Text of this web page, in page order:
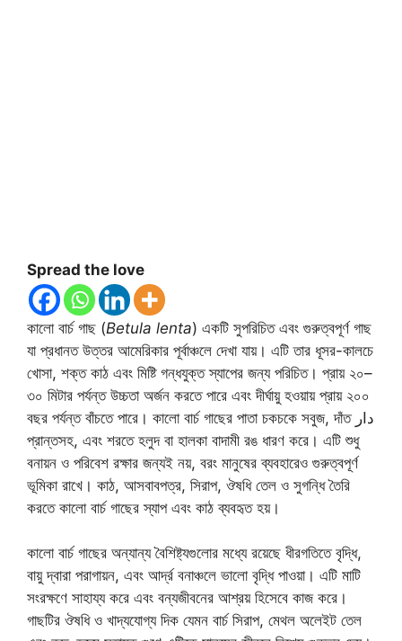
Spread the love
কালো বার্চ গাছ (Betula lenta) একটি সুপরিচিত এবং গুরুত্বপূর্ণ গাছ
যা প্রধানত উত্তর আমেরিকার পূর্বাঞ্চলে দেখা যায়। এটি তার ধূসর-কালচে
খোসা, শক্ত কাঠ এবং মিষ্টি গন্ধযুক্ত স্যাপের জন্য পরিচিত। প্রায় ২০–
৩০ মিটার পর্যন্ত উচ্চতা অর্জন করতে পারে এবং দীর্ঘায়ু হওয়ায় প্রায় ২০০
বছর পর্যন্ত বাঁচতে পারে। কালো বার্চ গাছের পাতা চকচকে সবুজ, দাঁত دار
প্রান্তসহ, এবং শরতে হলুদ বা হালকা বাদামী রঙ ধারণ করে। এটি শুধু
বনায়ন ও পরিবেশ রক্ষার জন্যই নয়, বরং মানুষের ব্যবহারেও গুরুত্বপূর্ণ
ভূমিকা রাখে। কাঠ, আসবাবপত্র, সিরাপ, ঔষধি তেল ও সুগন্ধি তৈরি
করতে কালো বার্চ গাছের স্যাপ এবং কাঠ ব্যবহৃত হয়।
কালো বার্চ গাছের অন্যান্য বৈশিষ্ট্যগুলোর মধ্যে রয়েছে ধীরগতিতে বৃদ্ধি,
বায়ু দ্বারা পরাগায়ন, এবং আর্দ্র বনাঞ্চলে ভালো বৃদ্ধি পাওয়া। এটি মাটি
সংরক্ষণে সাহায্য করে এবং বন্যজীবনের আশ্রয় হিসেবে কাজ করে।
গাছটির ঔষধি ও খাদ্যযোগ্য দিক যেমন বার্চ সিরাপ, মেথল অলেইট তেল